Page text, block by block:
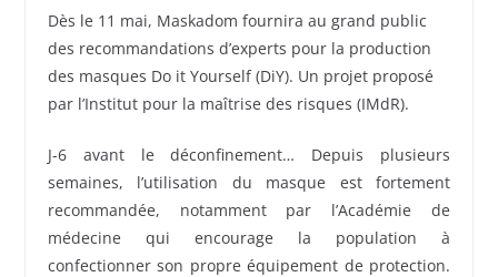
Dès le 11 mai, Maskadom fournira au grand public
des recommandations d’experts pour la production
des masques Do it Yourself (DiY). Un projet proposé
par l’Institut pour la maîtrise des risques (IMdR).
J-6 avant le déconfinement… Depuis plusieurs
semaines, l’utilisation du masque est fortement
recommandée, notamment par l’Académie de
médecine qui encourage la population à
confectionner son propre équipement de protection.